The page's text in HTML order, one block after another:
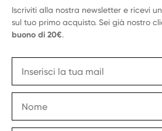
Iscriviti alla nostra newsletter e ricevi un
sul tuo primo acquisto. Sei già nostro
buono di 20€.